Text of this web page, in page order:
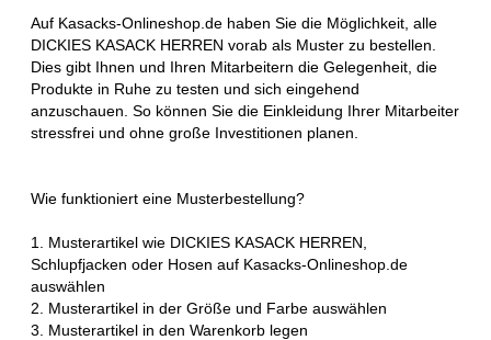
Auf Kasacks-Onlineshop.de haben Sie die Möglichkeit, alle
DICKIES KASACK HERREN vorab als Muster zu bestellen.
Dies gibt Ihnen und Ihren Mitarbeitern die Gelegenheit, die
Produkte in Ruhe zu testen und sich eingehend
anzuschauen. So können Sie die Einkleidung Ihrer Mitarbeiter
stressfrei und ohne große Investitionen planen.
Wie funktioniert eine Musterbestellung?
1. Musterartikel wie DICKIES KASACK HERREN,
Schlupfjacken oder Hosen auf Kasacks-Onlineshop.de
auswählen
2. Musterartikel in der Größe und Farbe auswählen
3. Musterartikel in den Warenkorb legen